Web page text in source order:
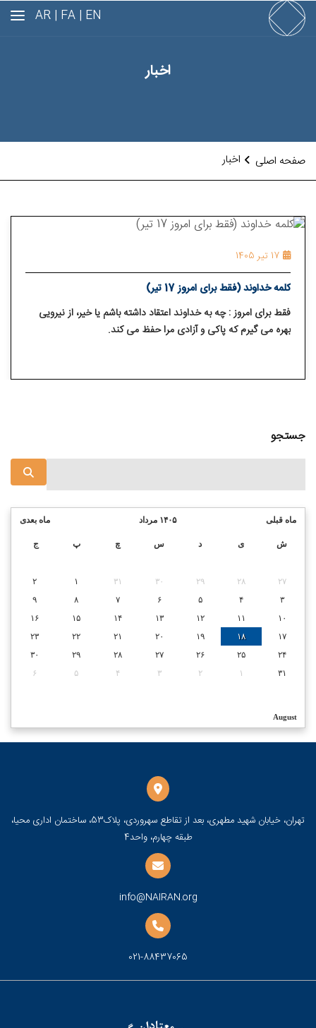
EN |
FA |
AR
اخبار
صفحه اصلی اخبار
17 تیر 1405
کلمه خداوند (فقط برای امروز 17 تیر)
فقط برای امروز : چه به خداوند اعتقاد داشته باشم یا خیر، از نیرویی
بهره می⁯ گیرم که پاکی و آزادی مرا حفظ می ⁯کند.
جستجو
ماه بعدی ۱۴۰۵ مرداد ماه قبلی
ش ی د س چ پ ج
۲۷ ۲۸ ۲۹ ۳۰ ۳۱ ۱
۲
۳
۴ ۵ ۶ ۷ ۸
۹
۱۰
۱۱ ۱۲ ۱۳ ۱۴ ۱۵
۱۶
۱۷
۱۸ ۱۹ ۲۰ ۲۱ ۲۲
۲۳
۲۴
۲۵ ۲۶ ۲۷ ۲۸ ۲۹
۳۰
۳۱
۱ ۲ ۳ ۴ ۵ ۶
August
تهران، خیابان شهید مطهری، بعد از تقاطع سهروردی، پلاک53، ساختمان اداری محیا،
طبقه چهارم، واحد4
info@NAIRAN.org
021-88437065